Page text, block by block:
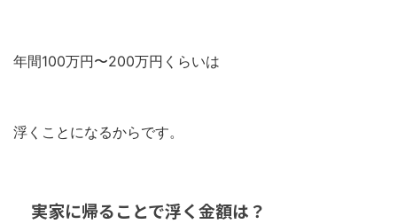
年間100万円〜200万円くらいは
浮くことになるからです。
実家に帰ることで浮く金額は？